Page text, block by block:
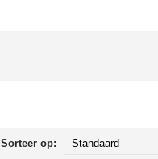
Sorteer op: